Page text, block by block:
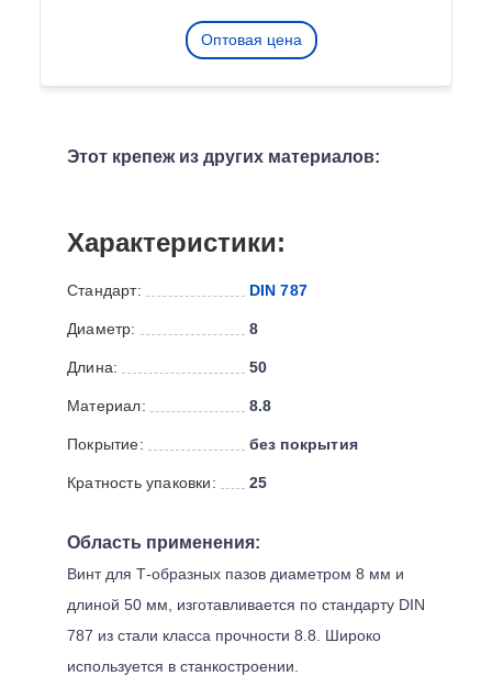
Оптовая цена
Этот крепеж из других материалов:
Характеристики:
Стандарт: DIN 787
Диаметр: 8
Длина: 50
Материал: 8.8
Покрытие: без покрытия
Кратность упаковки: 25
Область применения:
Винт для Т-образных пазов диаметром 8 мм и
длиной 50 мм, изготавливается по стандарту DIN
787 из стали класса прочности 8.8. Широко
используется в станкостроении.